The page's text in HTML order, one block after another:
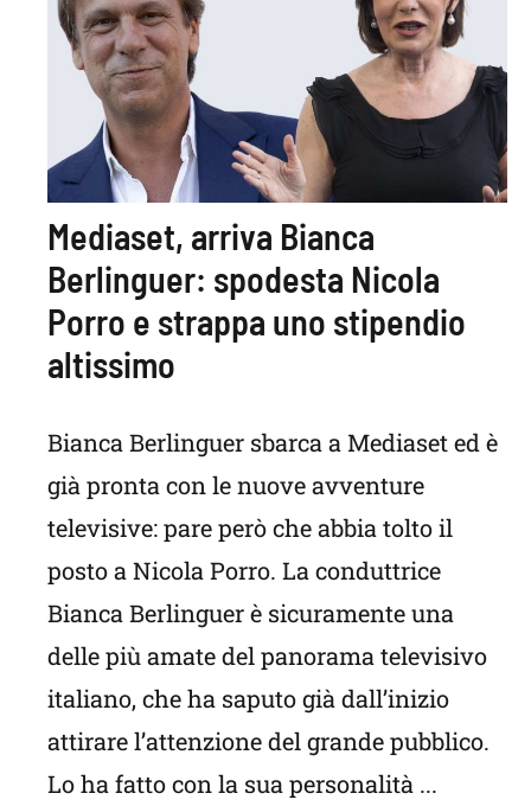
Mediaset, arriva Bianca
Berlinguer: spodesta Nicola
Porro e strappa uno stipendio
altissimo
Bianca Berlinguer sbarca a Mediaset ed è
già pronta con le nuove avventure
televisive: pare però che abbia tolto il
posto a Nicola Porro. La conduttrice
Bianca Berlinguer è sicuramente una
delle più amate del panorama televisivo
italiano, che ha saputo già dall’inizio
attirare l’attenzione del grande pubblico.
Lo ha fatto con la sua personalità ...